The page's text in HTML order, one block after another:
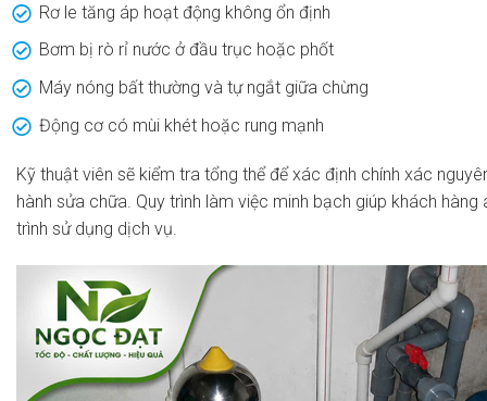
Rơ le tăng áp hoạt động không ổn định
Bơm bị rò rỉ nước ở đầu trục hoặc phốt
Máy nóng bất thường và tự ngắt giữa chừng
Động cơ có mùi khét hoặc rung mạnh
Kỹ thuật viên sẽ kiểm tra tổng thể để xác định chính xác
hành sửa chữa. Quy trình làm việc minh bạch giúp khách
trình sử dụng dịch vụ.